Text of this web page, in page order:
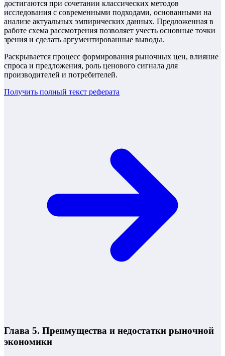
достигаются при сочетании классических методов
исследования с современными подходами, основанными на
анализе актуальных эмпирических данных. Предложенная в
работе схема рассмотрения позволяет учесть основные точки
зрения и сделать аргументированные выводы.
Раскрывается процесс формирования рыночных цен, влияние
спроса и предложения, роль ценового сигнала для
производителей и потребителей.
Получить полный текст реферата
Глава 5. Преимущества и недостатки рыночной
экономики